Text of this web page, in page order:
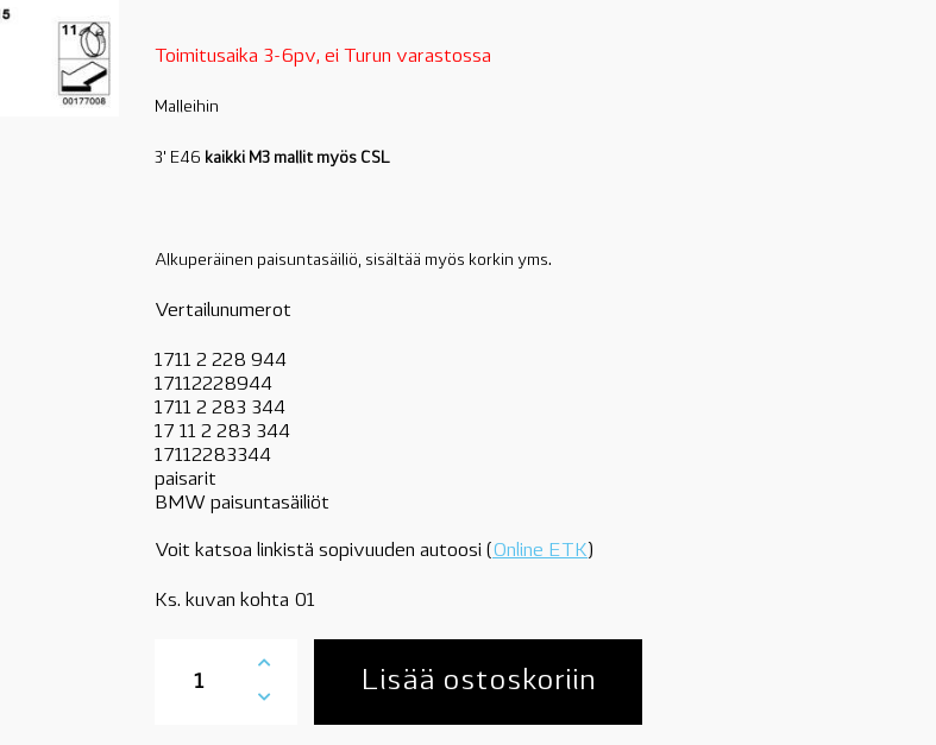
Toimitusaika 3-6pv, ei Turun varastossa
Malleihin
3' E46 kaikki M3 mallit myös CSL
Alkuperäinen paisuntasäiliö, sisältää myös korkin yms.
Vertailunumerot
1711 2 228 944
17112228944
1711 2 283 344
17 11 2 283 344
17112283344
paisarit
BMW paisuntasäiliöt
Voit katsoa linkistä sopivuuden autoosi (Online ETK)
Ks. kuvan kohta 01
BMW
paisuntasäiliö,
Lisää ostoskoriin